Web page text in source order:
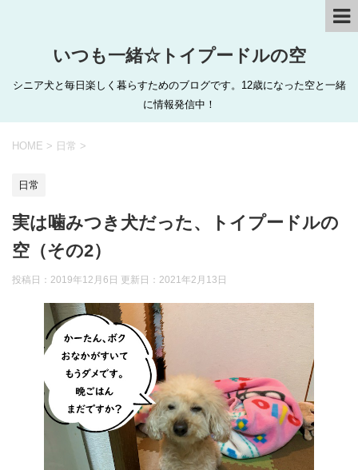
いつも一緒☆トイプードルの空
シニア犬と毎日楽しく暮らすためのブログです。12歳になった空と一緒
に情報発信中！
HOME > 日常 >
日常
実は噛みつき犬だった、トイプードルの
空（その2）
投稿日：2019年12月6日 更新日： 2021年2月13日